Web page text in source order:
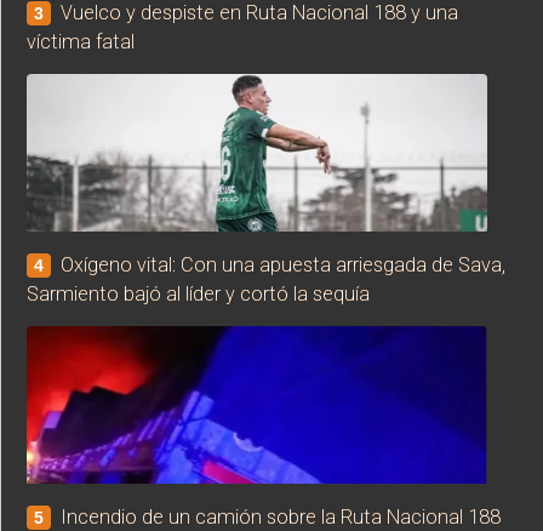
3
Vuelco y despiste en Ruta Nacional 188 y una
víctima fatal
4
Oxígeno vital: Con una apuesta arriesgada de Sava,
Sarmiento bajó al líder y cortó la sequía
5 Incendio de un camión sobre la Ruta Nacional 188